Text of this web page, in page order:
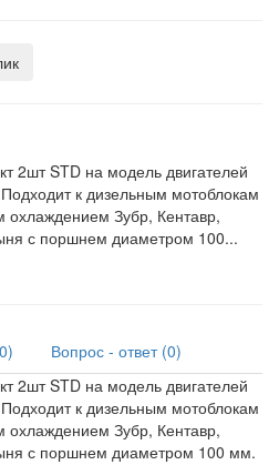
2шт STD на модель двигателей
к дизельным мотоблокам
охлаждением Зубр, Кентавр,
с поршнем диаметром 100...
Вопрос - ответ (0)
2шт STD на модель двигателей
к дизельным мотоблокам
охлаждением Зубр, Кентавр,
с поршнем диаметром 100 мм.